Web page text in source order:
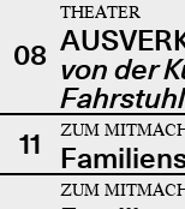
08
THEATER
von der
11
ZUM
ZUM